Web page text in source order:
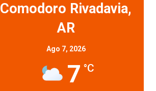
Comodoro Rivadavia,
AR
Ago 7, 2026
7 °C